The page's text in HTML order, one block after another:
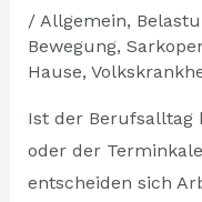
/ Allgemein,
Bewegung,
Hause,
Ist der Berufsalltag
oder der
entscheiden sich